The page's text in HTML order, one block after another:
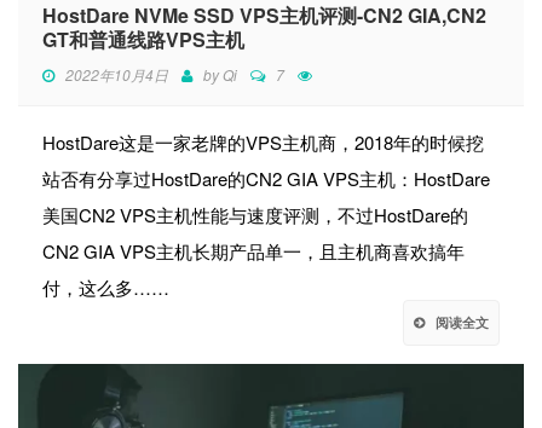
HostDare NVMe SSD VPS主机评测-CN2 GIA,CN2
GT和普通线路VPS主机
2022年10月4日 byQi 7
HostDare这是一家老牌的VPS主机商，2018年的时候挖
站否有分享过HostDare的CN2 GIA VPS主机：HostDare
美国CN2 VPS主机性能与速度评测，不过HostDare的
CN2 GIA VPS主机长期产品单一，且主机商喜欢搞年
付，这么多……
阅读全文